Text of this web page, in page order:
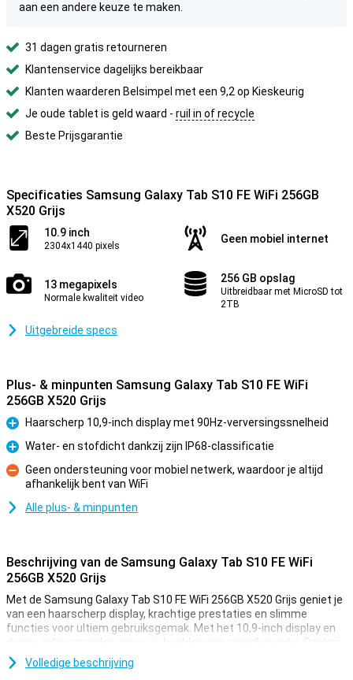
aan een andere keuze te maken.
31 dagen gratis retourneren
Klantenservice dagelijks bereikbaar
Klanten waarderen Belsimpel met een 9,2 op Kieskeurig
Je oude tablet is geld waard - ruil in of recycle
Beste Prijsgarantie
Specificaties Samsung Galaxy Tab S10 FE WiFi 256GB
X520 Grijs
10.9 inch
2304x1440 pixels
Geen mobiel internet
13 megapixels
Normale kwaliteit video
256 GB opslag
Uitbreidbaar met MicroSD tot
2TB
Uitgebreide specs
Plus- & minpunten Samsung Galaxy Tab S10 FE WiFi
256GB X520 Grijs
Pluspunt
Haarscherp 10,9-inch display met 90Hz-verversingssnelheid
Pluspunt
Water- en stofdicht dankzij zijn IP68-classificatie
Minpunt
Geen ondersteuning voor mobiel netwerk, waardoor je altijd
afhankelijk bent van WiFi
Alle plus- & minpunten
Beschrijving van de Samsung Galaxy Tab S10 FE WiFi
256GB X520 Grijs
Met de Samsung Galaxy Tab S10 FE WiFi 256GB X520 Grijs geniet je
van een haarscherp display, krachtige prestaties en slimme
functies voor ultiem gebruiksgemak. Met het 10,9-inch display en
dunne schermranden ervaar je beelden nog meeslepender. Dankzij
de 90Hz-verversingssnelheid en 800 nits helderheid bekijk je
content vloeiend, zelfs in fel zonlicht. De tablet is IP68-
Volledige beschrijving